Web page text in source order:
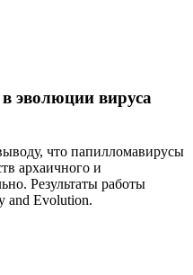
эволюции вируса
что папилломавирусы
архаичного и
Результаты работы
and Evolution.